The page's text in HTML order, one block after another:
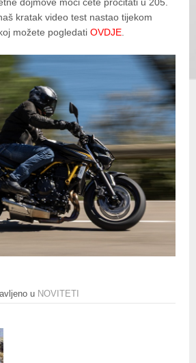
kratak video test nastao tijekom
možete pogledati OVDJE
u NOVITETI